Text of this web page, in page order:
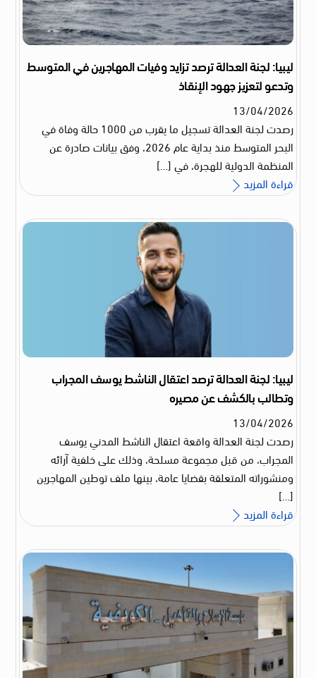
ليبيا: لجنة العدالة ترصد تزايد وفيات المهاجرين في المتوسط
وتدعو لتعزيز جهود الإنقاذ
13/04/2026
رصدت لجنة العدالة تسجيل ما يقرب من 1000 حالة وفاة في
البحر المتوسط منذ بداية عام 2026، وفق بيانات صادرة عن
المنظمة الدولية للهجرة، في […]
قراءة المزيد
ليبيا: لجنة العدالة ترصد اعتقال الناشط يوسف المجراب
وتطالب بالكشف عن مصيره
13/04/2026
رصدت لجنة العدالة واقعة اعتقال الناشط المدني يوسف
المجراب، من قبل مجموعة مسلحة، وذلك على خلفية آرائه
ومنشوراته المتعلقة بقضايا عامة، بينها ملف توطين المهاجرين
[…]
قراءة المزيد